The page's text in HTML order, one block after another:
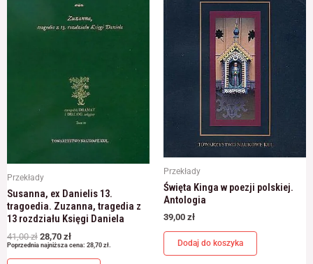
Przekłady
Susanna, ex Danielis 13.
tragoedia. Zuzanna, tragedia z
13 rozdziału Księgi Daniela
41,00zł 28,70 zł
Poprzednia najniższa cena: 28,70zł.
Przekłady
Święta Kinga w poezji polskiej.
Antologia
39,00 zł
Dodaj do koszyka